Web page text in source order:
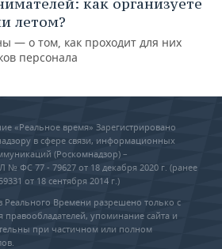
летом?
— о том, как проходит для них
персонала
«Реальное время» Зарегистрировано
в сфере связи, информационных
(Роскомнадзор) –
ФС 77 - 79627 от 18 декабря 2020 г. (ранее
от 18 сентября 2014 г.)
Реального Времени разрешено только с
правообладателей, упоминание сайта и
при частичном или полном